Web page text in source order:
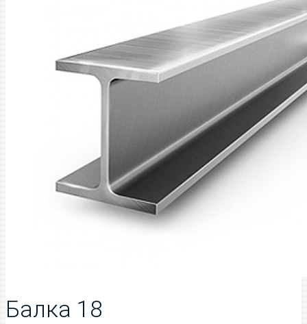
Балка 18